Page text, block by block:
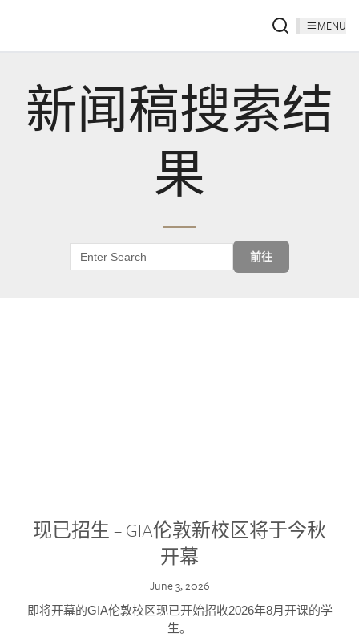
MENU
新闻稿搜索结
果
前往
现已招生 – GIA伦敦新校区将于今秋
开幕
June 3, 2026
即将开幕的GIA伦敦校区现已开始招收2026年8月开课的学
生。